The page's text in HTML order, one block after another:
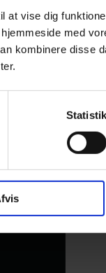
at vise dig
med
kombinere disse
Statistik